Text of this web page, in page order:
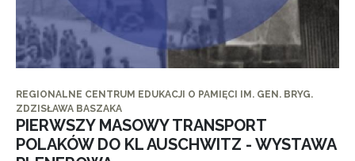
REGIONALNE CENTRUM EDUKACJI O PAMIĘCI IM. GEN. BRYG.
ZDZISŁAWA BASZAKA
PIERWSZY MASOWY TRANSPORT
POLAKÓW DO KL AUSCHWITZ - WYSTAWA